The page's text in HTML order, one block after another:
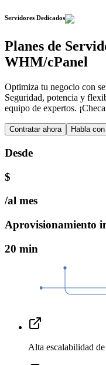
Servidores Dedicados
Planes de
WHM/cPanel
Optimiza tu negocio con
Seguridad, potencia y
equipo de expertos.
Contratar ahora Habla
Desde
$
/al mes
Aprovisionamiento
20 min
Alta escalabilidad